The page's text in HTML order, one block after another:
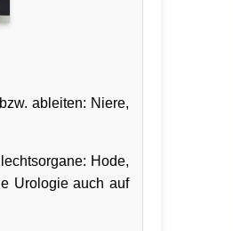
ableiten: Niere,
Hode,
Urologie auch auf